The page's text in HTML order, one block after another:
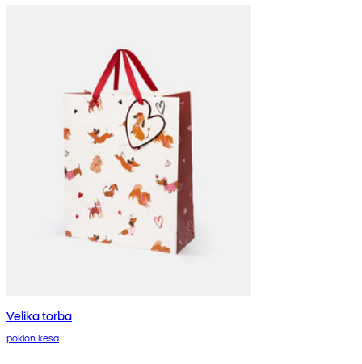
Velika torba
poklon kesa